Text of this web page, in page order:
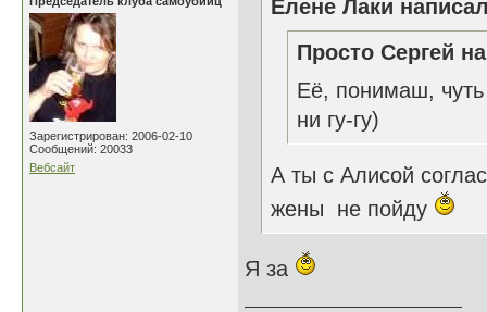
Зарегистрирован: 2006-02-10
Сообщений: 20033
Вебсайт
Елене Лаки
Просто Сергей
Её, понимаш,
ни гу-гу)
А ты с Алисой
жены не пойду
Я за